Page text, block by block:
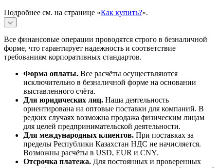
Подробнее см. на странице «Как купить?».
Все финансовые операции проводятся строго в безналичной
форме, что гарантирует надежность и соответствие
требованиям корпоративных стандартов.
Форма оплаты. Все расчёты осуществляются
исключительно в безналичной форме на основании
выставленного счёта.
Для юридических лиц. Наша деятельность
ориентирована на оптовые поставки для компаний. В
редких случаях возможна продажа физическим лицам
для целей предпринимательской деятельности.
Для международных клиентов. При поставках за
пределы Республики Казахстан НДС не начисляется.
Возможны расчёты в USD, EUR и CNY.
Отсрочка платежа. Для постоянных и проверенных